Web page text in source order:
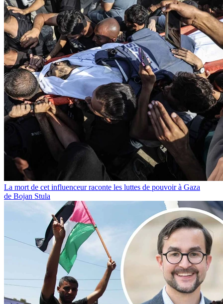
La mort de cet influenceur raconte les luttes de pouvoir à Gaza
de Bojan Stula